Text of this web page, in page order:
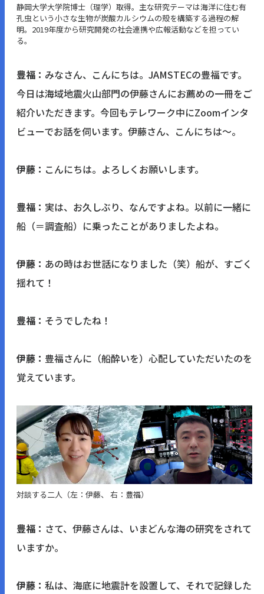
静岡大学大学院博士（理学）取得。主な研究テーマは海洋に住む有
孔虫という小さな生物が炭酸カルシウムの殻を構築する過程の解
明。2019年度から研究開発の社会連携や広報活動などを担ってい
る。
豊福： みなさん、こんにちは。JAMSTECの豊福です。
今日は海域地震火山部門の伊藤さんにお薦めの一冊をご
紹介いただきます。今回もテレワーク中にZoomインタ
ビューでお話を伺います。伊藤さん、こんにちは～。
伊藤： こんにちは。よろしくお願いします。
豊福： 実は、お久しぶり、なんですよね。以前に一緒に
船（＝調査船）に乗ったことがありましたよね。
伊藤： あの時はお世話になりました（笑）船が、すごく
揺れて！
豊福： そうでしたね！
伊藤： 豊福さんに（船酔いを）心配していただいたのを
覚えています。
対談する二人（左：伊藤、 右：豊福）
豊福： さて、伊藤さんは、いまどんな海の研究をされて
いますか。
伊藤： 私は、海底に地震計を設置して、それで記録した